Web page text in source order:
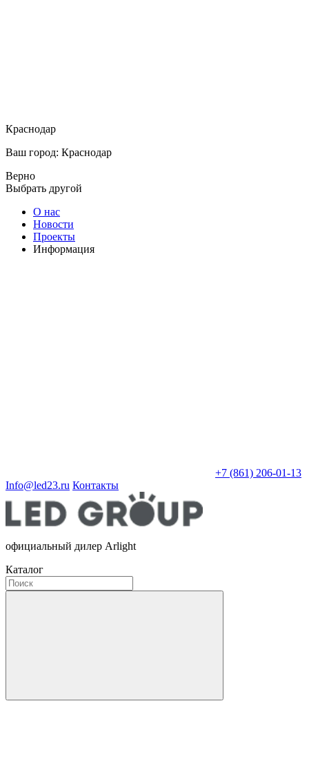
Краснодар
Ваш город: Краснодар
Верно
Выбрать другой
О нас
Новости
Проекты
Информация
+7 (861) 206-01-13
Info@led23.ru Контакты
официальный дилер Arlight
Каталог